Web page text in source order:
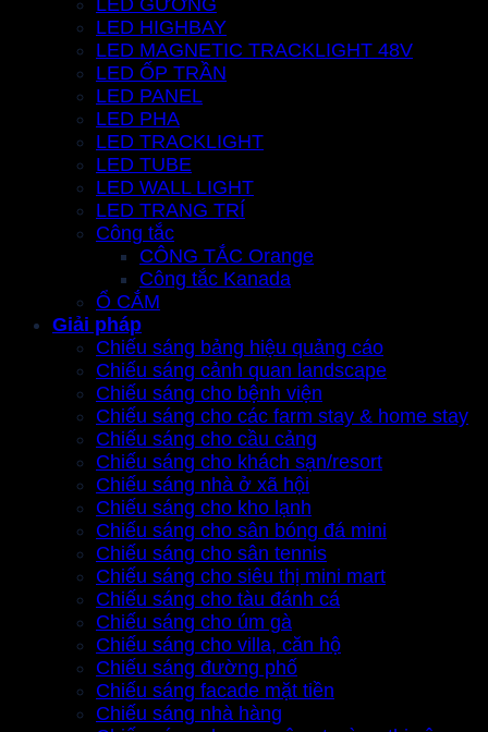
LED HIGHBAY
LED MAGNETIC TRACKLIGHT 48V
LED ỐP TRẦN
LED PANEL
LED PHA
LED TRACKLIGHT
LED TUBE
LED WALL LIGHT
LED TRANG TRÍ
Công tắc
CÔNG TẮC Orange
Công tắc Kanada
Ổ CẮM
Giải pháp
Chiếu sáng bảng hiệu quảng cáo
Chiếu sáng cảnh quan landscape
Chiếu sáng cho bệnh viện
Chiếu sáng cho các farm stay & home stay
Chiếu sáng cho cầu cảng
Chiếu sáng cho khách sạn/resort
Chiếu sáng nhà ở xã hội
Chiếu sáng cho kho lạnh
Chiếu sáng cho sân bóng đá mini
Chiếu sáng cho sân tennis
Chiếu sáng cho siêu thị mini mart
Chiếu sáng cho tàu đánh cá
Chiếu sáng cho úm gà
Chiếu sáng cho villa, căn hộ
Chiếu sáng đường phố
Chiếu sáng facade mặt tiền
Chiếu sáng nhà hàng